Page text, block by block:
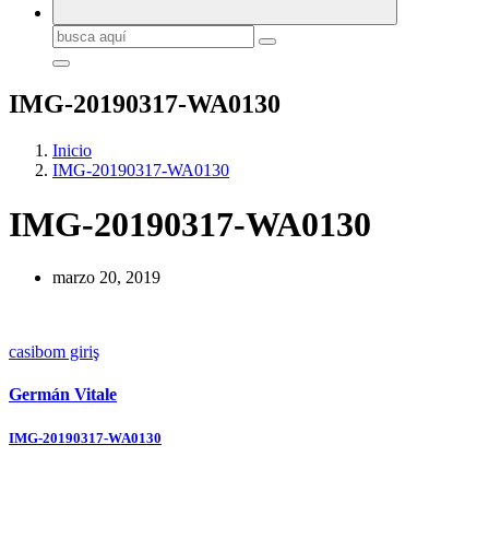
Buscar:
IMG-20190317-WA0130
Inicio
IMG-20190317-WA0130
IMG-20190317-WA0130
marzo 20, 2019
casibom giriş
Germán Vitale
Navegación
IMG-20190317-WA0130